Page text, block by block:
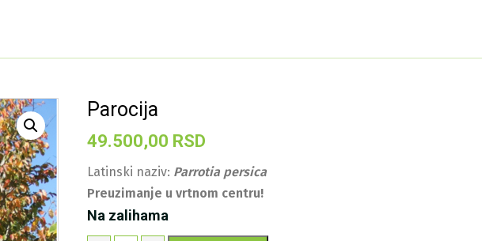
Parocija
49.500,00 RSD
Latinski naziv: Parrotia persica
Preuzimanje u vrtnom centru!
Na zalihama